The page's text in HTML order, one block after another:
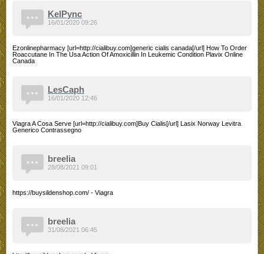
KelPync
Ezonlinepharmacy [url=http://cialibuy.com]generic cialis canada[/url] How To Order
Roaccutane In The Usa Action Of Amoxicillin In Leukemic Condition Plavix Online
Canada
16/01/2020 09:26
LesCaph
Viagra A Cosa Serve [url=http://cialibuy.com]Buy Cialis[/url] Lasix Norway Levitra
Generico Contrassegno
16/01/2020 12:46
breelia
https://buysildenshop.com/ - Viagra
28/08/2021 09:01
breelia
31/08/2021 06:45